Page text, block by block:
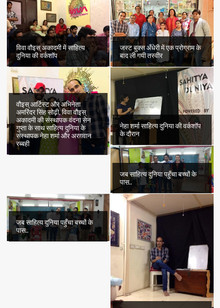
विवा वौइस् अकादमी में साहित्य
दुनिया की वर्कशॉप
जस्ट बुक्स अँधेरी में एक प्रोग्राम के
बाद ली गयी तस्वीर
वौइस् आर्टिस्ट और अभिनेता
अमरिंदर सिंह सोढ़ी, विवा वौइस्
अकादमी की संस्थापक वंदना सेन
गुप्ता के साथ साहित्य दुनिया के
संस्थापक नेहा शर्मा और अरग़वान
रब्बही
नेहा शर्मा साहित्य दुनिया की वर्कशॉप
के दौरान
जब साहित्य दुनिया पहुँचा बच्चों के
पास..
जब साहित्य दुनिया पहुँचा बच्चों के
पास..